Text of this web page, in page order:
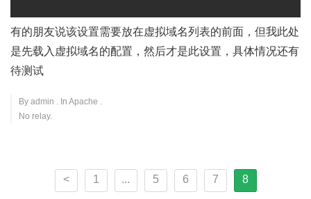
有的朋友说该设置需要放在虚拟域名列表的前面，但我此处
是先载入虚拟域名的配置，然后才是此设置，具体情况还有
待测试
By admin . In Apache .
No relay.
< 1 ... 5 6 7 8